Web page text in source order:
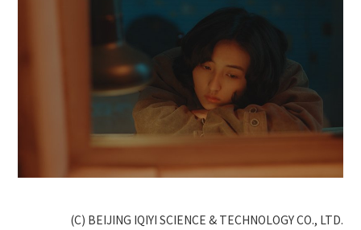
(C) BEIJING IQIYI SCIENCE & TECHNOLOGY CO., LTD.